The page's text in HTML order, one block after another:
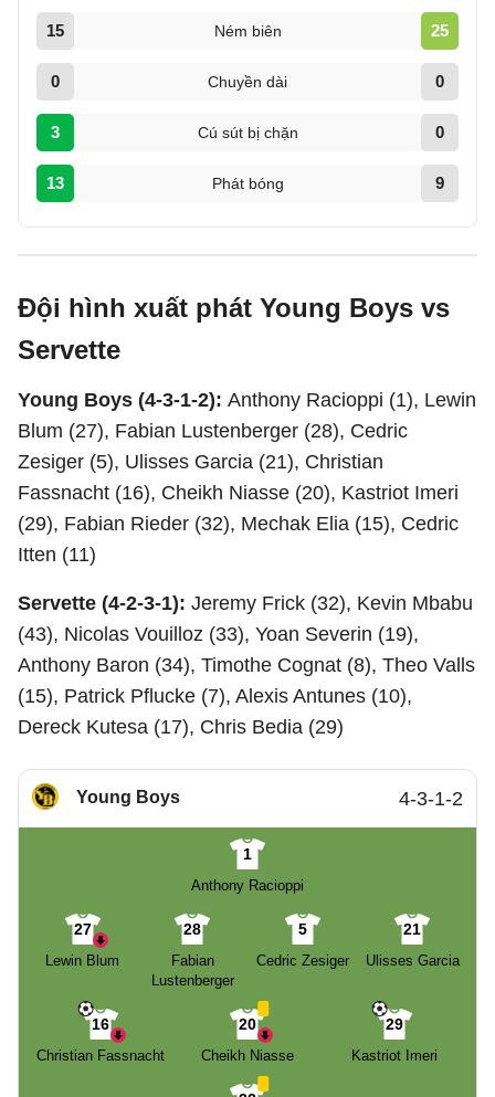
15 Ném biên 25
0 Chuyền dài 0
3 Cú sút bị chặn 0
13 Phát bóng 9
Đội hình xuất phát Young Boys vs
Servette
Young Boys (4-3-1-2): Anthony Racioppi (1), Lewin
Blum (27), Fabian Lustenberger (28), Cedric
Zesiger (5), Ulisses Garcia (21), Christian
Fassnacht (16), Cheikh Niasse (20), Kastriot Imeri
(29), Fabian Rieder (32), Mechak Elia (15), Cedric
Itten (11)
Servette (4-2-3-1): Jeremy Frick (32), Kevin Mbabu
(43), Nicolas Vouilloz (33), Yoan Severin (19),
Anthony Baron (34), Timothe Cognat (8), Theo Valls
(15), Patrick Pflucke (7), Alexis Antunes (10),
Dereck Kutesa (17), Chris Bedia (29)
Young Boys 4-3-1-2
1
Anthony Racioppi
27
Lewin Blum
28
Fabian
Lustenberger
5
Cedric Zesiger
21
Ulisses Garcia
16
Christian Fassnacht
20
Cheikh Niasse
29
Kastriot Imeri